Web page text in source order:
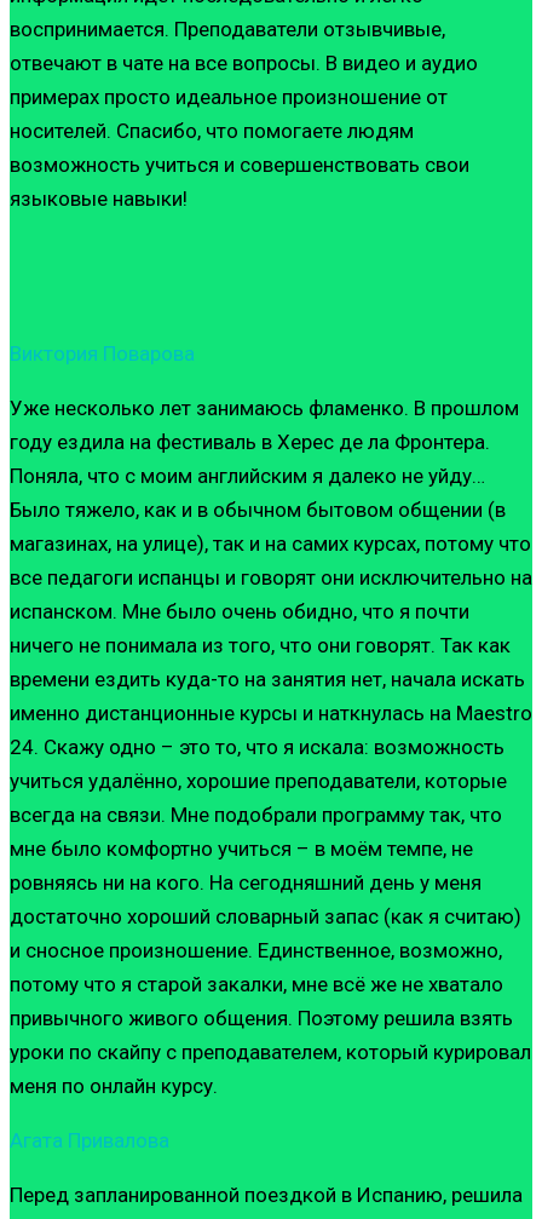
воспринимается. Преподаватели отзывчивые,
отвечают в чате на все вопросы. В видео и аудио
примерах просто идеальное произношение от
носителей. Спасибо, что помогаете людям
возможность учиться и совершенствовать свои
языковые навыки!
Виктория Поварова
Уже несколько лет занимаюсь фламенко. В прошлом
году ездила на фестиваль в Херес де ла Фронтера.
Поняла, что с моим английским я далеко не уйду…
Было тяжело, как и в обычном бытовом общении (в
магазинах, на улице), так и на самих курсах, потому что
все педагоги испанцы и говорят они исключительно на
испанском. Мне было очень обидно, что я почти
ничего не понимала из того, что они говорят. Так как
времени ездить куда-то на занятия нет, начала искать
именно дистанционные курсы и наткнулась на Maestro
24. Скажу одно – это то, что я искала: возможность
учиться удалённо, хорошие преподаватели, которые
всегда на связи. Мне подобрали программу так, что
мне было комфортно учиться – в моём темпе, не
ровняясь ни на кого. На сегодняшний день у меня
достаточно хороший словарный запас (как я считаю)
и сносное произношение. Единственное, возможно,
потому что я старой закалки, мне всё же не хватало
привычного живого общения. Поэтому решила взять
уроки по скайпу с преподавателем, который курировал
меня по онлайн курсу.
Агата Привалова
Перед запланированной поездкой в Испанию, решила